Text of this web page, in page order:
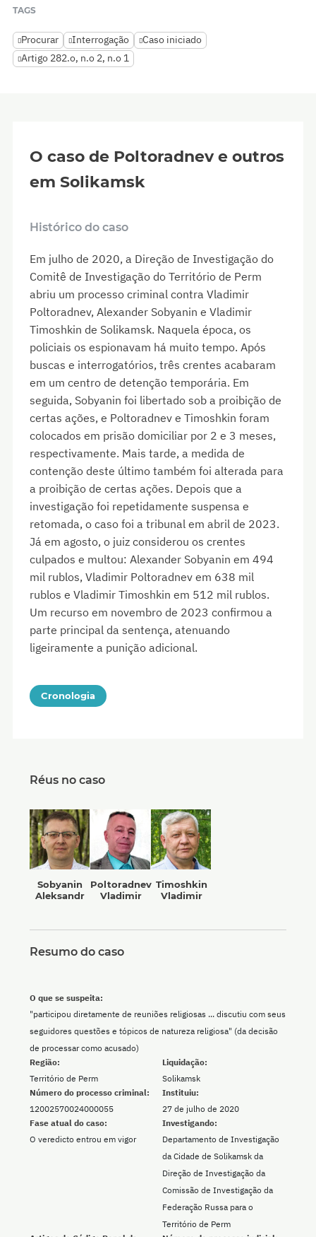
TAGS
Procurar Interrogação
Caso iniciado
Artigo 282.o, n.o 2, n.o 1
O caso de Poltoradnev e outros
em Solikamsk
Histórico do caso
Em julho de 2020, a Direção de Investigação do
Comitê de Investigação do Território de Perm
abriu um processo criminal contra Vladimir
Poltoradnev, Alexander Sobyanin e Vladimir
Timoshkin de Solikamsk. Naquela época, os
policiais os espionavam há muito tempo. Após
buscas e interrogatórios, três crentes acabaram
em um centro de detenção temporária. Em
seguida, Sobyanin foi libertado sob a proibição de
certas ações, e Poltoradnev e Timoshkin foram
colocados em prisão domiciliar por 2 e 3 meses,
respectivamente. Mais tarde, a medida de
contenção deste último também foi alterada para
a proibição de certas ações. Depois que a
investigação foi repetidamente suspensa e
retomada, o caso foi a tribunal em abril de 2023.
Já em agosto, o juiz considerou os crentes
culpados e multou: Alexander Sobyanin em 494
mil rublos, Vladimir Poltoradnev em 638 mil
rublos e Vladimir Timoshkin em 512 mil rublos.
Um recurso em novembro de 2023 confirmou a
parte principal da sentença, atenuando
ligeiramente a punição adicional.
Cronologia
Réus no caso
Sobyanin
Aleksandr
Poltoradnev
Vladimir
Timoshkin
Vladimir
Resumo do caso
Região:
Território de Perm
Liquidação:
Solikamsk
O que se suspeita:
"participou diretamente de reuniões religiosas ... discutiu com seus
seguidores questões e tópicos de natureza religiosa" (da decisão
de processar como acusado)
Número do processo criminal:
12002570024000055
Instituiu:
27 de julho de 2020
Fase atual do caso:
O veredicto entrou em vigor
Investigando:
Departamento de Investigação
da Cidade de Solikamsk da
Direção de Investigação da
Comissão de Investigação da
Federação Russa para o
Território de Perm